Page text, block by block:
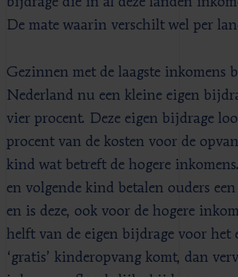
De mate waarin verschilt wel per
Gezinnen met de laagste inkomens
Nederland nu een kleine eigen
vier procent. Deze eigen bijdrage
procent van de kosten voor de
kind wat betreft de hogere
en volgende kind betalen ouders
en is deze, ook voor de hogere
helft van de eigen bijdrage voor het
‘gratis’ kinderopvang komt, dan